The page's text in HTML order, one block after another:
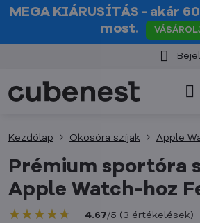
MEGA KIÁRUSÍTÁS - akár
most.
Kezdőlap Okosóra szíjak Apple
Prémium sportóra
Apple Watch-hoz
★★★★★
★★★★★
★★★★★ 4.67/5 (3 értékelések)